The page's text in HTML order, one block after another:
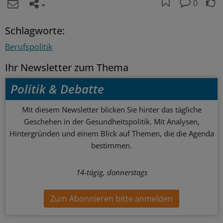
0
Schlagworte:
Berufspolitik
Ihr Newsletter zum Thema
Politik & Debatte
Mit diesem Newsletter blicken Sie hinter das tägliche
Geschehen in der Gesundheitspolitik. Mit Analysen,
Hintergründen und einem Blick auf Themen, die die Agenda
bestimmen.
14-tägig, donnerstags
Zum Abonnieren bitte anmelden